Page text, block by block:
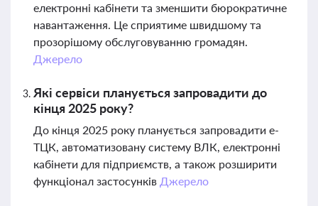
електронні кабінети та зменшити бюрократичне
навантаження. Це сприятиме швидшому та
прозорішому обслуговуванню громадян.
Джерело
Які сервіси планується запровадити до
кінця 2025 року?
До кінця 2025 року планується запровадити е-
ТЦК, автоматизовану систему ВЛК, електронні
кабінети для підприємств, а також розширити
функціонал застосунків Джерело